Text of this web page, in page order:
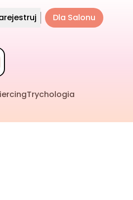
Dla Salonu
Trychologia